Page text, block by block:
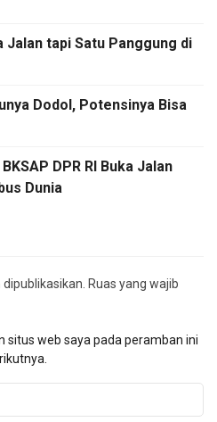
Jalan tapi Satu Panggung di
Dodol, Potensinya Bisa
DPR RI Buka Jalan
Dunia
Ruas yang wajib
situs web saya pada peramban ini